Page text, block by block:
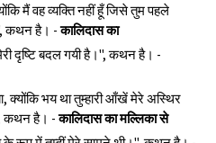
मैं वह व्यक्ति नहीं हूँ जिसे तुम पहले
कथन है। -कालिदास का
दृष्टि बदल गयी है।", कथन है। -
क्योंकि भय था तुम्हारी आँखें मेरे अस्थिर
कथन है। -कालिदास का मल्लिका से